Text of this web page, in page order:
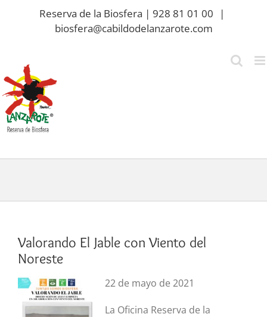
Reserva de la Biosfera | 928 81 01 00
|
biosfera@cabildodelanzarote.com
Valorando El Jable con Viento del
Noreste
22 de mayo de 2021
La Oficina Reserva de la